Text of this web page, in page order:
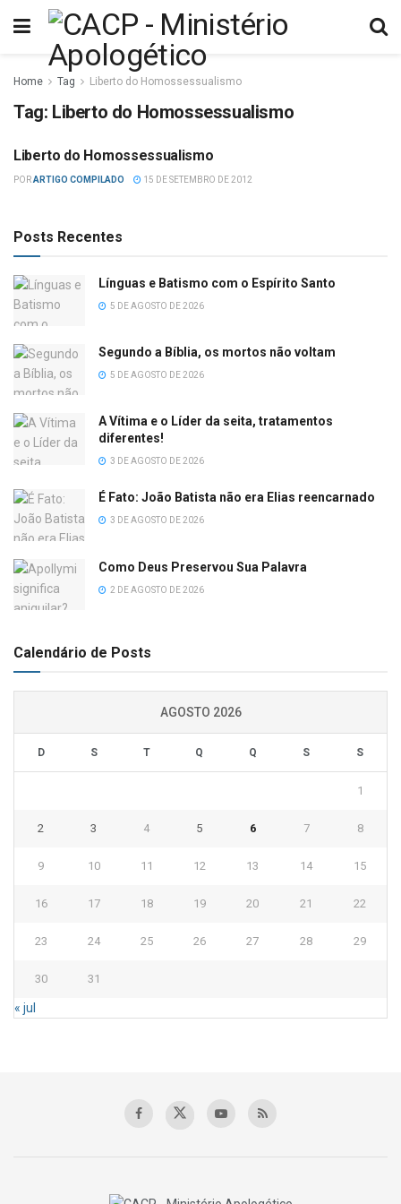
Home Tag Liberto do Homossessualismo
Tag: Liberto do Homossessualismo
HOMOSSEXUALISMO
Liberto do Homossessualismo
PORARTIGO COMPILADO 15 DE SETEMBRO DE 2012
Posts Recentes
Línguas e Batismo com o Espírito Santo
5 DE AGOSTO DE 2026
Segundo a Bíblia, os mortos não voltam
5 DE AGOSTO DE 2026
A Vítima e o Líder da seita, tratamentos
diferentes!
3 DE AGOSTO DE 2026
É Fato: João Batista não era Elias reencarnado
3 DE AGOSTO DE 2026
Como Deus Preservou Sua Palavra
2 DE AGOSTO DE 2026
Calendário de Posts
AGOSTO 2026
D S T Q Q S S
1
2 3 4 5 6 7 8
9 10 11 12 13 14 15
16 17 18 19 20 21 22
23 24 25 26 27 28 29
30 31
« jul